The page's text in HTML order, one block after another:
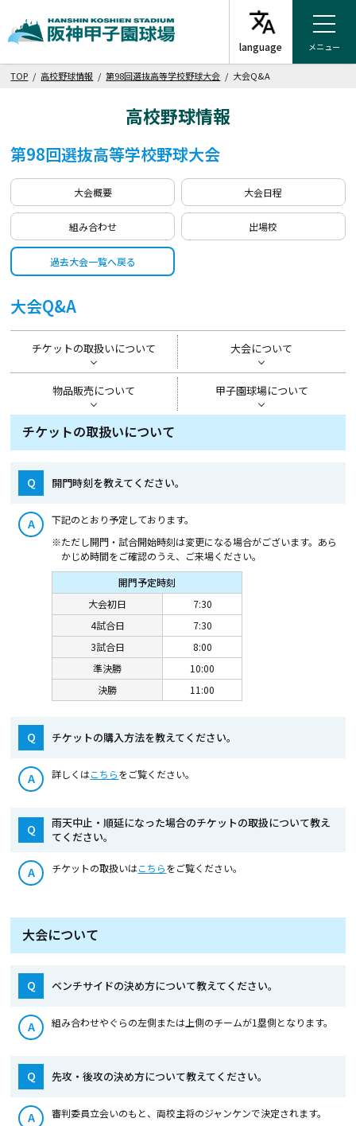
メニュー
TOP /高校野球情報 /第98回選抜高等学校野球大会 / 大会Q&A
高校野球情報
第98回選抜高等学校野球大会
大会概要 大会日程
組み合わせ 出場校
過去大会一覧へ戻る
大会Q&A
チケットの取扱いについて 大会について
物品販売について 甲子園球場について
チケットの取扱いについて
Q 開門時刻を教えてください。
A
下記のとおり予定しております。
※ただし開門・試合開始時刻は変更になる場合がございます。あら
かじめ時間をご確認のうえ、ご来場ください。
開門予定時刻
大会初日
7:30
4試合日
7:30
3試合日
8:00
準決勝
10:00
決勝
11:00
Q チケットの購入方法を教えてください。
A 詳しくはこちらをご覧ください。
Q
雨天中止・順延になった場合のチケットの取扱について教え
てください。
A チケットの取扱いはこちらをご覧ください。
大会について
Q ベンチサイドの決め方について教えてください。
A 組み合わせやぐらの左側または上側のチームが1塁側となります。
Q 先攻・後攻の決め方について教えてください。
A 審判委員立会いのもと、両校主将のジャンケンで決定されます。